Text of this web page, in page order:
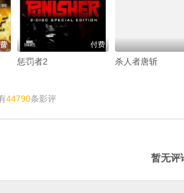
付费
惩罚者2 杀人者唐斩
44790条影评
暂无评